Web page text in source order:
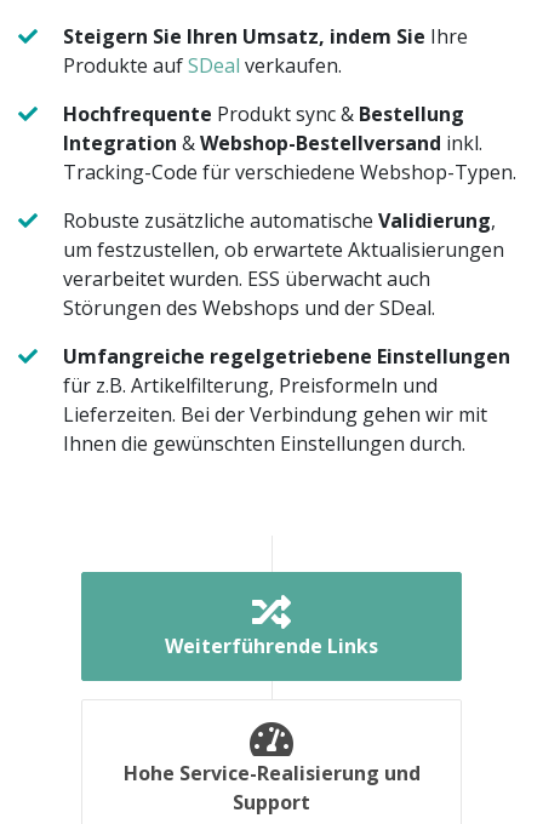
Steigern Sie Ihren Umsatz, indem Sie Ihre
Produkte aufSDeal verkaufen.
Hochfrequente Produkt sync & Bestellung
Integration &Webshop-Bestellversand inkl.
Tracking-Code für verschiedene Webshop-Typen.
Robuste zusätzliche automatischeValidierung,
um festzustellen, ob erwartete Aktualisierungen
verarbeitet wurden. ESS überwacht auch
Störungen des Webshops und der SDeal.
Umfangreiche regelgetriebene Einstellungen
für z.B. Artikelfilterung, Preisformeln und
Lieferzeiten. Bei der Verbindung gehen wir mit
Ihnen die gewünschten Einstellungen durch.
Weiterführende Links
Hohe Service-Realisierung und
Support